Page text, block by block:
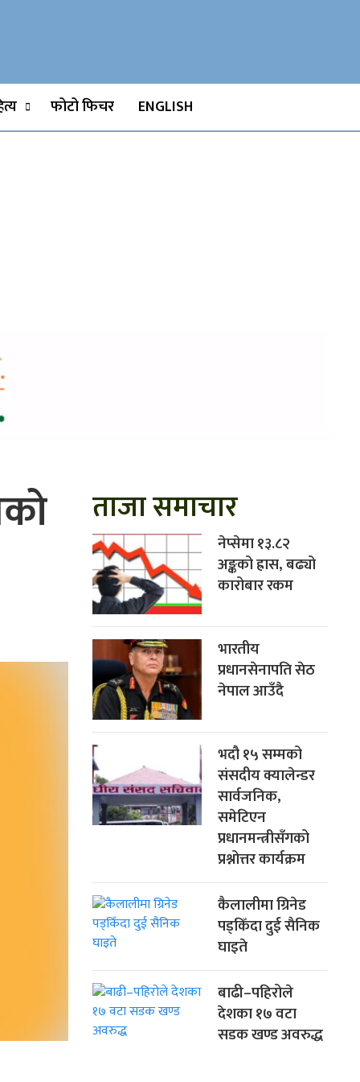
Moviesफोटो फिचर ENGLISH
ताजा समाचार
नेप्सेमा १३.८२
अङ्कको ह्रास, बढ्यो
कारोबार रकम
भारतीय
प्रधानसेनापति सेठ
नेपाल आउँदै
भदौ १५ सम्मको
संसदीय क्यालेन्डर
सार्वजनिक,
समेटिएन
प्रधानमन्त्रीसँगको
प्रश्नोत्तर कार्यक्रम
कैलालीमा ग्रिनेड
पड्किँदा दुई सैनिक
घाइते
बाढी–पहिरोले
देशका १७ वटा
सडक खण्ड अवरुद्ध